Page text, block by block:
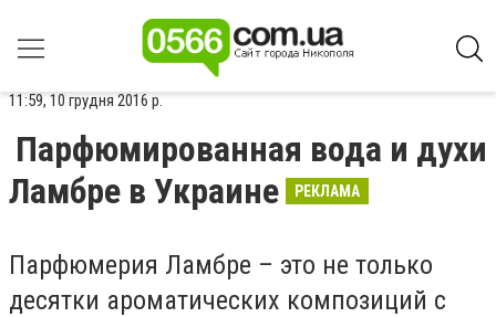
11:59, 10 грудня 2016 р.
Парфюмированная вода и духи
Ламбре в Украине
РЕКЛАМА
Парфюмерия Ламбре – это не только
десятки ароматических композиций с